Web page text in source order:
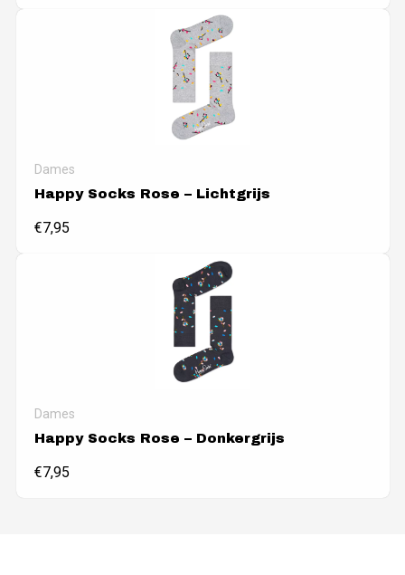
Dames
Happy Socks Rose – Lichtgrijs
€7,95
Dames
Happy Socks Rose – Donkergrijs
€7,95